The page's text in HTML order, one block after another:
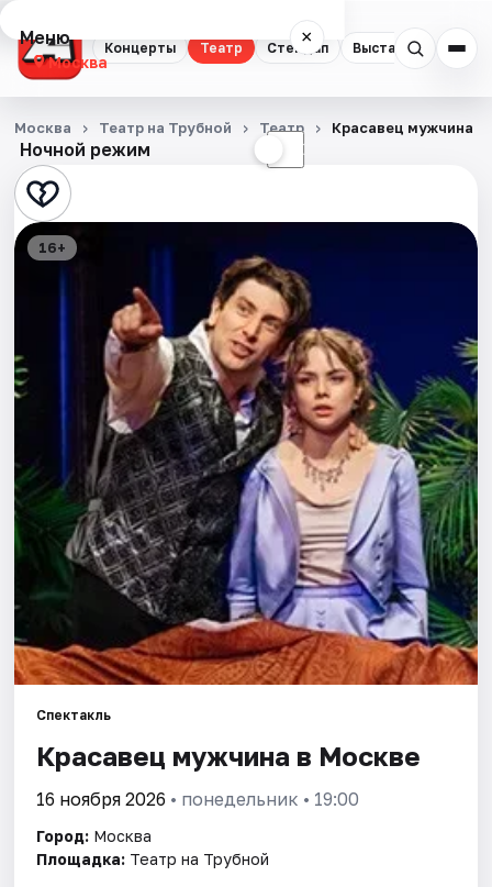
Концерты Театр Стендап Выставки
Меню ×
Москва
Концерты
Театр
Стендап
Выставки
Экскурсии
События
Города
Площадки
Артисты
Ночной режим ☾
Москва Театр на Трубной Театр Красавец мужчина
16+
Спектакль
Красавец мужчина в Москве
16 ноября 2026 • понедельник • 19:00
Город: Москва
Площадка: Театр на Трубной